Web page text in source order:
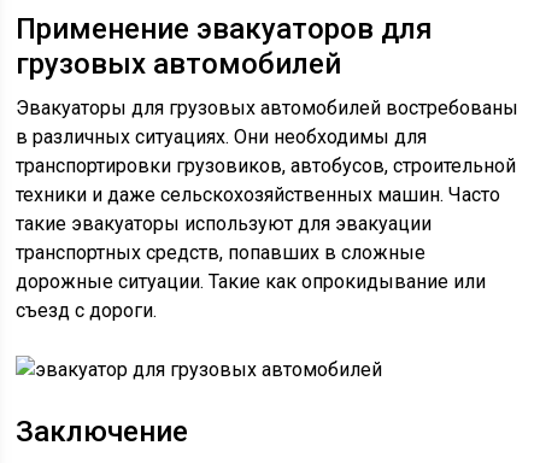
Применение эвакуаторов для
грузовых автомобилей
Эвакуаторы для грузовых автомобилей востребованы
в различных ситуациях. Они необходимы для
транспортировки грузовиков, автобусов, строительной
техники и даже сельскохозяйственных машин. Часто
такие эвакуаторы используют для эвакуации
транспортных средств, попавших в сложные
дорожные ситуации. Такие как опрокидывание или
съезд с дороги.
Заключение